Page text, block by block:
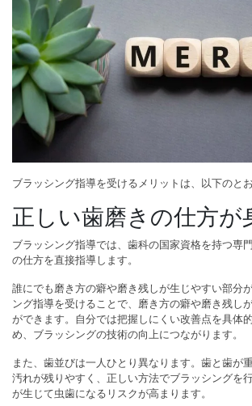
ブラッシング指導を受けるメリットは、以下のとお
正しい歯磨きの仕方が
ブラッシング指導では、歯科の国家資格を持つ専
の仕方を直接指導します。
誰にでも磨き方の癖や磨き残しが生じやすい部分
ング指導を受けることで、磨き方の癖や磨き残し
ができます。自分では把握しにくい改善点を具体
め、ブラッシングの技術の向上につながります。
また、歯並びは一人ひとり異なります。歯と歯が
汚れが残りやすく、正しい方法でブラッシングを
が生じて虫歯になるリスクが高まります。